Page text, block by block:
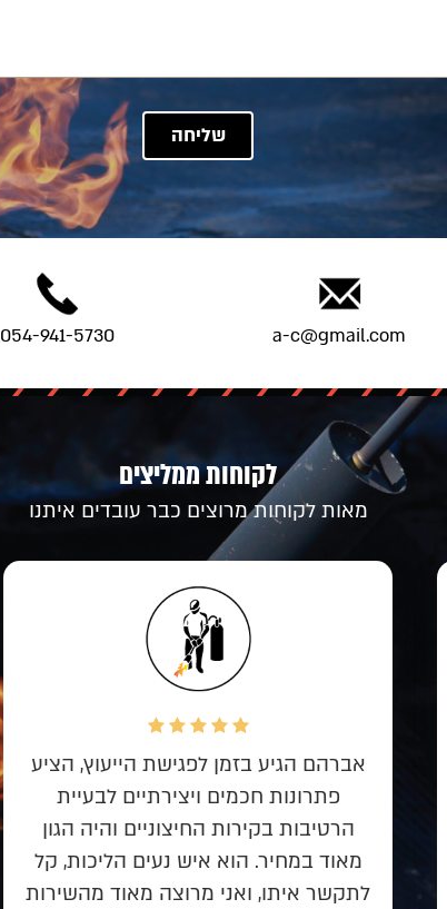
054-941-5730 a-c@gmail.com
לקוחות ממליצים
מאות לקוחות מרוצים כבר עובדים איתנו
אבי הוא בעל מקצוע אמין וישר, עובד
יפה, לא מעגל פינות ודואג לתוצאה
איכותית. מה שהבטיח, הוא גם קיים ואף
יותר! מומלץ בחום לכל עבודת איטום.
נכתב ב-5 ביוני 2023.